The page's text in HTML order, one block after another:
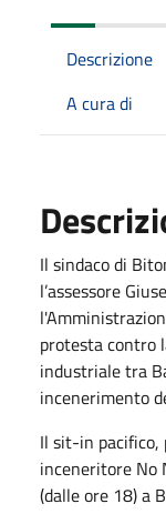
Descrizione
A cura di
Il sindaco di
l’assessore
protesta contro
industriale tra
incenerimento
Il sit-in pacifico,
inceneritore No
(dalle ore 18) a